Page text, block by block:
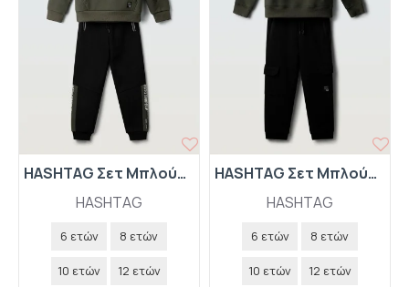
HASHTAG
HASHTAG Σετ Μπλούζα Φούτερ με Κουκούλα και Παντελόνι Φόρμας "XTREME" 267707 Χακί
6 ετών 8 ετών
10 ετών 12 ετών
HASHTAG
HASHTAG Σετ Μπλούζα Φούτερ και Παντελόνι Φόρμας "Feel The Game" 267702 Χακί
6 ετών 8 ετών
10 ετών 12 ετών